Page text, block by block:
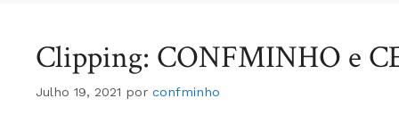
Clipping: CONFMINHO e
Julho 19, 2021 por confminho